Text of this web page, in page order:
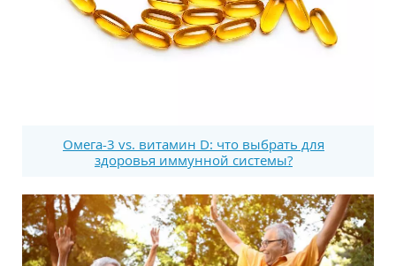
Омега-3 vs. витамин D: что выбрать для
здоровья иммунной системы?